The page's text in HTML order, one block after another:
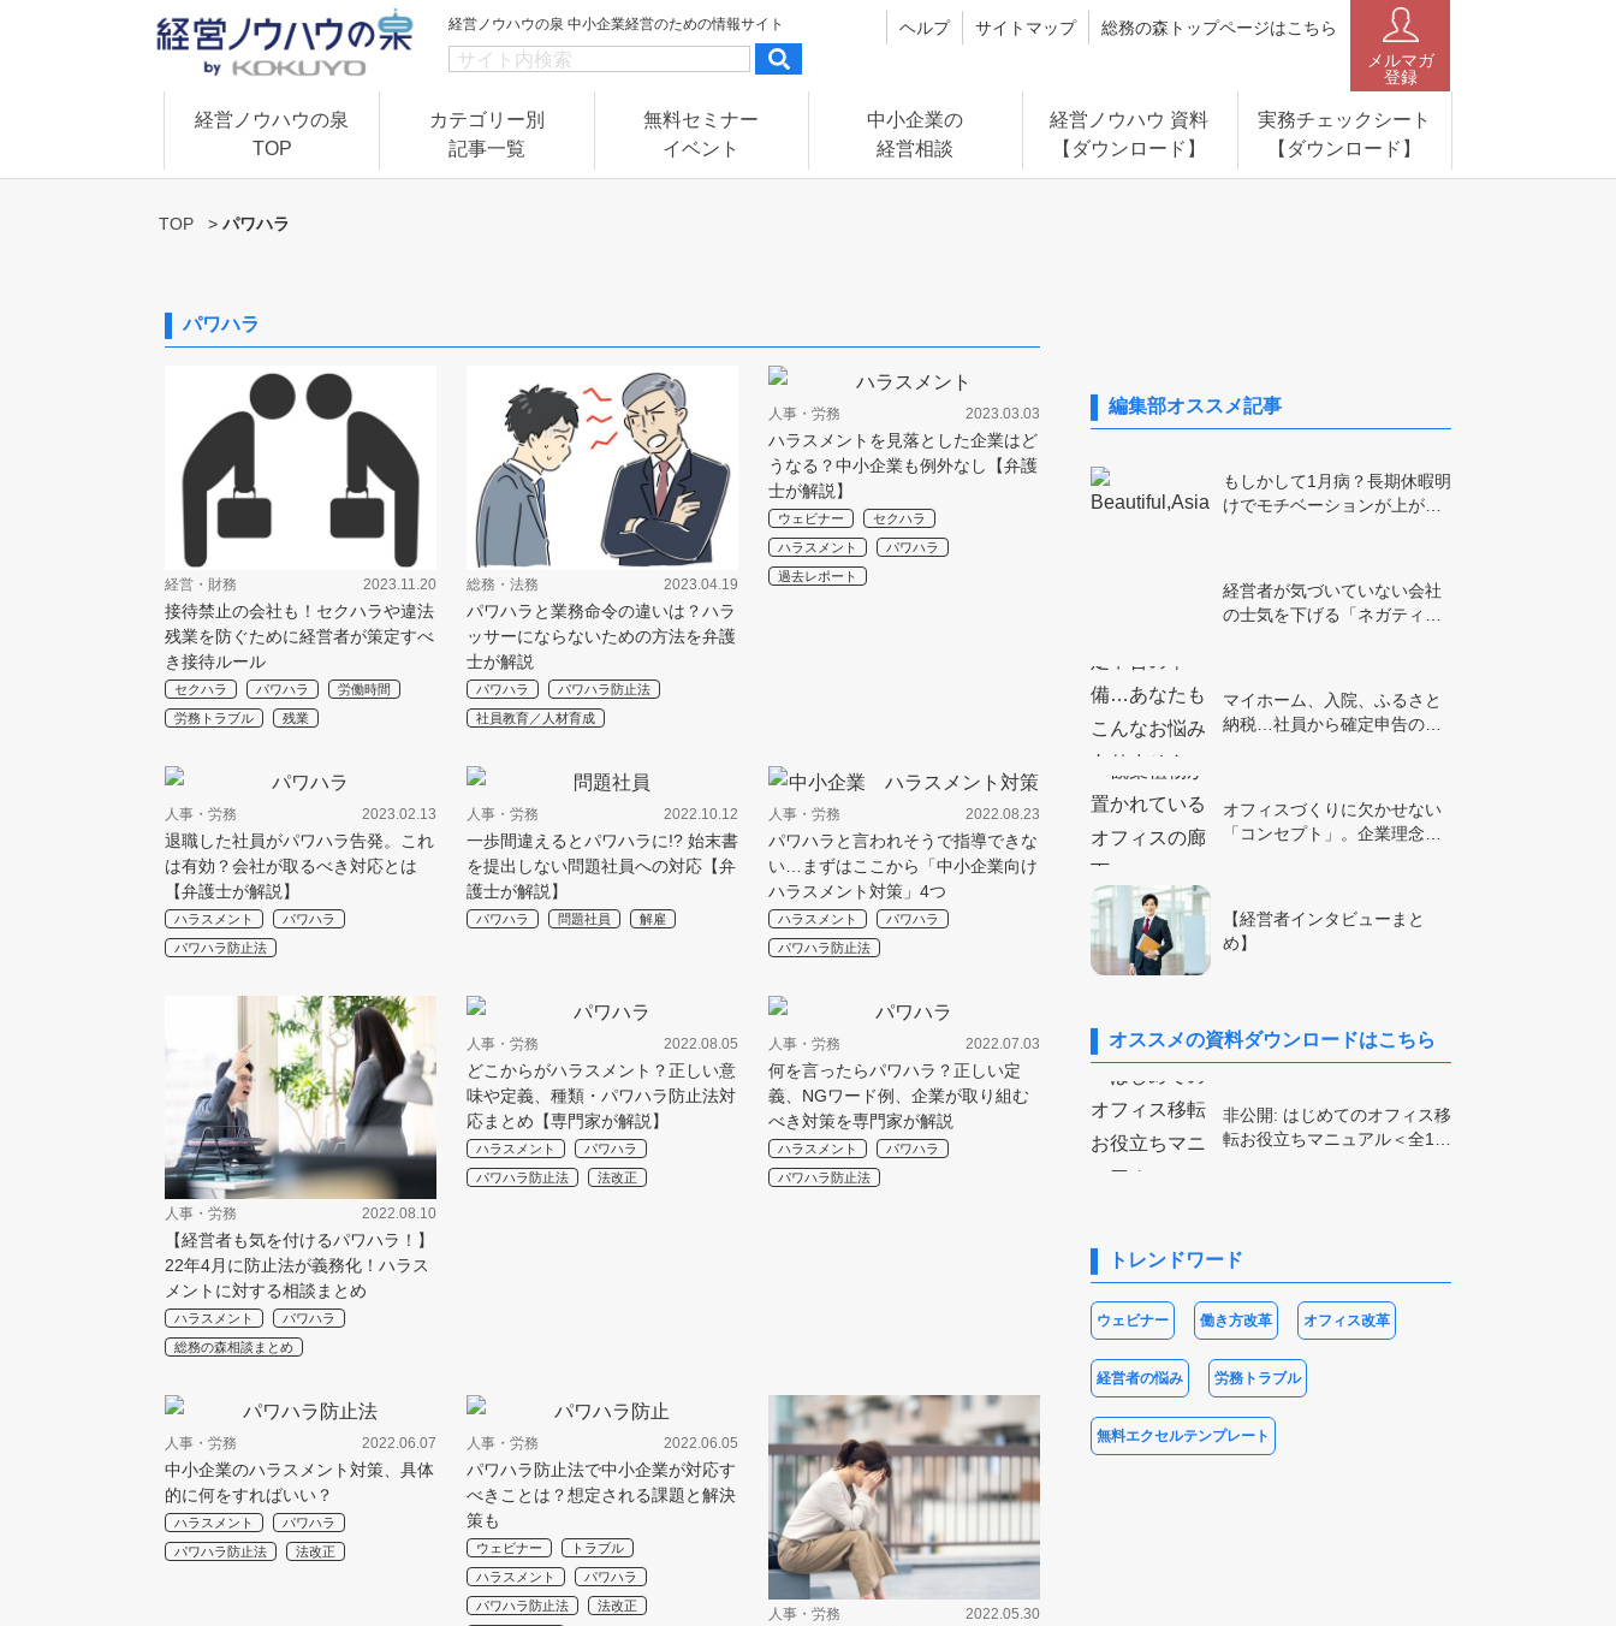
経営ノウハウの泉 中小企業経営のための情報サイト ヘルプ サイトマップ
総務の森トップページはこちら
メルマガ
登録
経営ノウハウの泉
TOP
カテゴリー別
記事一覧
無料セミナー
イベント
中小企業の
経営相談
経営ノウハウ 資料
【ダウンロード】
実務チェックシート
【ダウンロード】
TOP > パワハラ
パワハラ
経営・財務 2023.11.20
接待禁止の会社も！セクハラや違法
残業を防ぐために経営者が策定すべ
き接待ルール
セクハラ パワハラ
労働時間
労務トラブル
残業
総務・法務 2023.04.19
パワハラと業務命令の違いは？ハラ
ッサーにならないための方法を弁護
士が解説
パワハラ
パワハラ防止法
社員教育／人材育成
人事・労務 2023.03.03
ハラスメントを見落とした企業はど
うなる？中小企業も例外なし【弁護
士が解説】
ウェビナー
セクハラ
ハラスメント
パワハラ
過去レポート
人事・労務 2023.02.13
退職した社員がパワハラ告発。これ
は有効？会社が取るべき対応とは
【弁護士が解説】
ハラスメント
パワハラ
パワハラ防止法
人事・労務 2022.10.12
一歩間違えるとパワハラに!? 始末書
を提出しない問題社員への対応【弁
護士が解説】
パワハラ 問題社員 解雇
人事・労務 2022.08.23
パワハラと言われそうで指導できな
い…まずはここから「中小企業向け
ハラスメント対策」4つ
ハラスメント
パワハラ
パワハラ防止法
人事・労務 2022.08.10
【経営者も気を付けるパワハラ！】
22年4月に防止法が義務化！ハラス
メントに対する相談まとめ
ハラスメント
パワハラ
総務の森相談まとめ
人事・労務 2022.08.05
どこからがハラスメント？正しい意
味や定義、種類・パワハラ防止法対
応まとめ【専門家が解説】
ハラスメント
パワハラ
パワハラ防止法
法改正
人事・労務 2022.07.03
何を言ったらパワハラ？正しい定
義、NGワード例、企業が取り組む
べき対策を専門家が解説
ハラスメント
パワハラ
パワハラ防止法
人事・労務 2022.06.07
中小企業のハラスメント対策、具体
的に何をすればいい？
ハラスメント
パワハラ
パワハラ防止法
法改正
人事・労務 2022.06.05
パワハラ防止法で中小企業が対応す
べきことは？想定される課題と解決
策も
ウェビナー
トラブル
ハラスメント
パワハラ
パワハラ防止法
法改正
人事・労務 2022.05.30
編集部オススメ記事
もしかして1月病？長期休暇明
けでモチベーションが上が…
経営者が気づいていない会社
の士気を下げる「ネガティ…
マイホーム、入院、ふるさと
納税…社員から確定申告の…
オフィスづくりに欠かせない
「コンセプト」。企業理念…
【経営者インタビューまと
め】
オススメの資料ダウンロードはこちら
非公開: はじめてのオフィス移
転お役立ちマニュアル＜全1…
トレンドワード
ウェビナー 働き方改革 オフィス改革
経営者の悩み 労務トラブル
無料エクセルテンプレート